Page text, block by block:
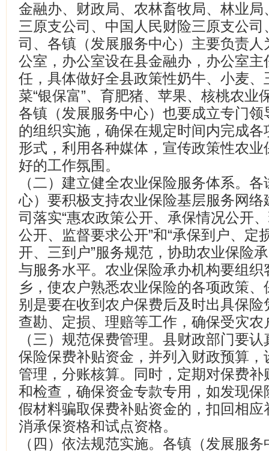
金融办、财政局、农林畜牧局、林业
三原支公司、中国人民财险三原支公
司、各镇（发展服务中心）主要负责
公室，办公室设在县金融办，办公室
任，具体做好全县政策性奶牛、小麦
菜“银保富”、育肥猪、苹果、核桃农业
各镇（发展服务中心）也要成立专门
的组织实施，确保在规定时间内完成
形式，利用各种媒体，宣传政策性农
好的工作氛围。
（二）建立健全农业保险服务体系。
心）要积极支持农业保险基层服务网
司落实“惠农政策公开、承保情况公开
公开、监督要求公开”和“承保到户、定
开、三到户”服务规范，协助农业保险
与服务水平。农业保险承办机构要组
乡，使农户熟悉农业保险的各项政策
别是要在收到农户保费后及时出具保
查勘、定损、理赔等工作，确保受灾
（三）规范保费管理。县财政部门要
保险保费补贴资金，并列入财政预算
管理，分账核算。同时，定期对保费
和检查，确保资金专款专用，如发现
假材料骗取保费补贴资金的，扣回相
消承保资格和试点资格。
（四）依法规范实施。各镇（发展服